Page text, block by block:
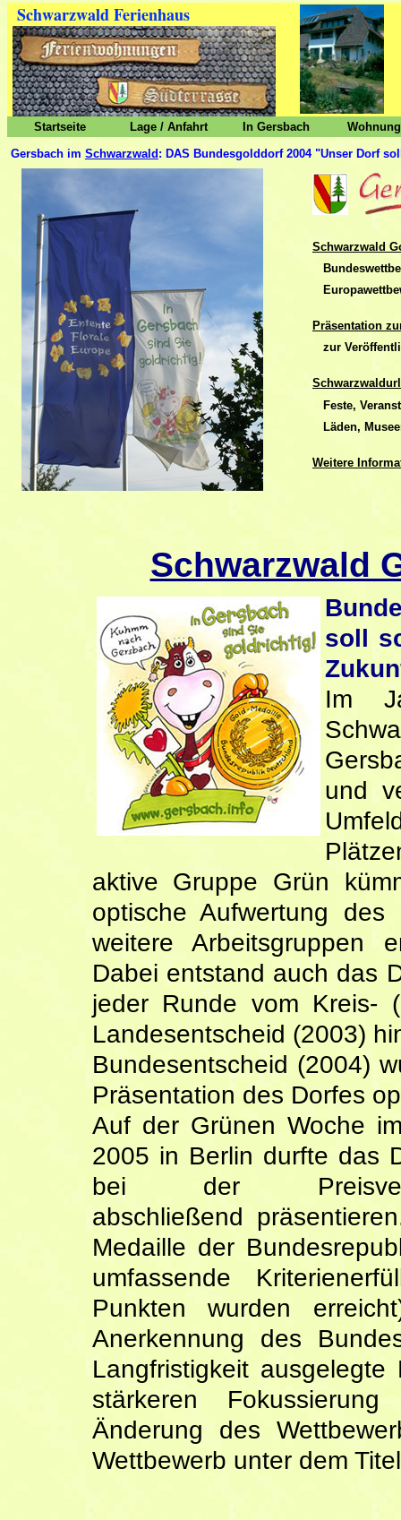
Schwarzwald Ferienhaus
Startseite Lage / Anfahrt In Gersbach
Gersbach im Schwarzwald : DAS Bundesgolddorf 2004 "Unser Dorf
Schwarzwald
Präsentation
zur
Feste,
Läden,
Weitere
Schwarzwald
soll
Im
und
aktive Gruppe Grün
optische Aufwertung
weitere Arbeitsgruppen
Dabei entstand auch das
jeder Runde vom Kreis-
Landesentscheid (2003)
Bundesentscheid (2004)
Präsentation des Dorfes
Auf der Grünen Woche
2005 in Berlin durfte das
bei der
abschließend
Medaille der
umfassende
Punkten wurden
Anerkennung des
Langfristigkeit
stärkeren
Änderung des
Wettbewerb unter dem